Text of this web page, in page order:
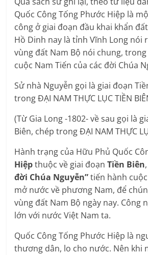
Quốc Công Tống Phước Hiệp là
công ở giai đoạn đầu khai khẩn
Hồ Dinh nay là tỉnh Vĩnh Long nói
vùng đất Nam Bộ nói chung,
cuộc Nam Tiến của các đời Chúa
Sử nhà Nguyễn gọi là giai đoạn
trong ĐẠI NAM THỰC LỤC TIỀN
(Từ Gia Long -1802- về sau gọi là
Biên, chép trong ĐẠI NAM THỰC
Hành trạng của Hữu Phủ Quốc
Hiệpthuộc về giai đoạnTiền Biên
đời Chúa Nguyễn”tiến hành
mở nước về phương Nam, để
vùng đất Nam Bộ ngày nay. Công
lớn với nước Việt Nam ta.
Quốc Công Tống Phước Hiệp là
thương dân, lo cho nước. Nên khi